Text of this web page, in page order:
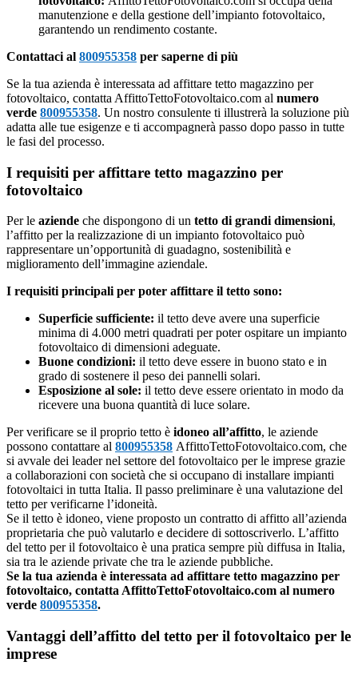
manutenzione e della gestione dell’impianto fotovoltaico,
garantendo un rendimento costante.
Contattaci al 800955358 per saperne di più
Se la tua azienda è interessata ad affittare tetto magazzino per
fotovoltaico, contatta AffittoTettoFotovoltaico.com al numero
verde 800955358. Un nostro consulente ti illustrerà la soluzione più
adatta alle tue esigenze e ti accompagnerà passo dopo passo in tutte
le fasi del processo.
I requisiti per affittare tetto magazzino per
fotovoltaico
Per le aziende che dispongono di un tetto di grandi dimensioni,
l’affitto per la realizzazione di un impianto fotovoltaico può
rappresentare un’opportunità di guadagno, sostenibilità e
miglioramento dell’immagine aziendale.
I requisiti principali per poter affittare il tetto sono:
Superficie sufficiente: il tetto deve avere una superficie
minima di 4.000 metri quadrati per poter ospitare un impianto
fotovoltaico di dimensioni adeguate.
Buone condizioni: il tetto deve essere in buono stato e in
grado di sostenere il peso dei pannelli solari.
Esposizione al sole: il tetto deve essere orientato in modo da
ricevere una buona quantità di luce solare.
Per verificare se il proprio tetto è idoneo all’affitto, le aziende
possono contattare al 800955358 AffittoTettoFotovoltaico.com, che
si avvale dei leader nel settore del fotovoltaico per le imprese grazie
a collaborazioni con società che si occupano di installare impianti
fotovoltaici in tutta Italia. Il passo preliminare è una valutazione del
tetto per verificarne l’idoneità.
Se il tetto è idoneo, viene proposto un contratto di affitto all’azienda
proprietaria che può valutarlo e decidere di sottoscriverlo. L’affitto
del tetto per il fotovoltaico è una pratica sempre più diffusa in Italia,
sia tra le aziende private che tra le aziende pubbliche.
Se la tua azienda è interessata ad affittare tetto magazzino per
fotovoltaico, contatta AffittoTettoFotovoltaico.com al numero
verde 800955358.
Vantaggi dell’affitto del tetto per il fotovoltaico per le
imprese